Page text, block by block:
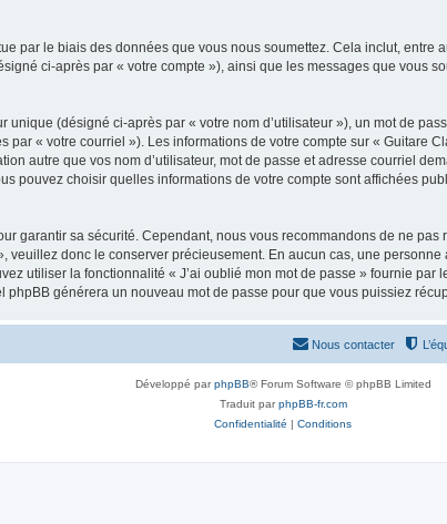
par le biais des données que vous nous soumettez. Cela inclut,
ci-après par « votre compte »), ainsi que les messages que vous
unique (désigné ci-après par « votre nom d’utilisateur »), un mot de
« votre courriel »). Les informations de votre compte sur « Guitare
autre que vos nom d’utilisateur, mot de passe et adresse courriel
pouvez choisir quelles informations de votre compte sont affichées
garantir sa sécurité. Cependant, nous vous recommandons de ne
veuillez donc le conserver précieusement. En aucun cas, une
utiliser la fonctionnalité « J’ai oublié mon mot de passe » fournie
générera un nouveau mot de passe pour que vous puissiez
Nous contacter
Développé parphpBB® Forum Software © phpBB Limited
Traduit parphpBB-fr.com
Confidentialité | Conditions